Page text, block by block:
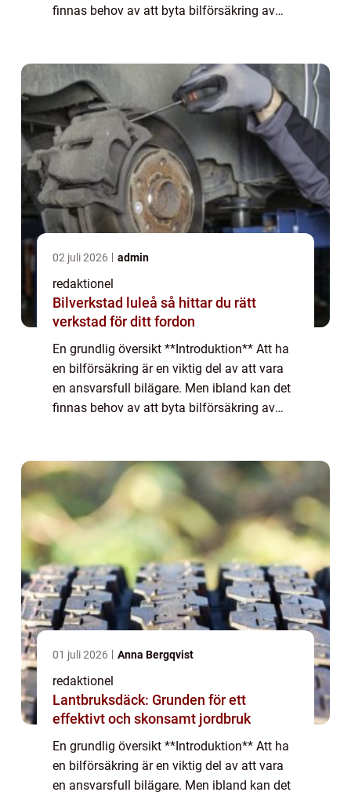
finnas behov av att byta bilförsäkring av
02 juli 2026 admin
redaktionel
Bilverkstad luleå så hittar du rätt
verkstad för ditt fordon
En grundlig översikt **Introduktion** Att ha
en bilförsäkring är en viktig del av att vara
en ansvarsfull bilägare. Men ibland kan det
finnas behov av att byta bilförsäkring av
01 juli 2026 Anna Bergqvist
redaktionel
Lantbruksdäck: Grunden för ett
effektivt och skonsamt jordbruk
En grundlig översikt **Introduktion** Att ha
en bilförsäkring är en viktig del av att vara
en ansvarsfull bilägare. Men ibland kan det